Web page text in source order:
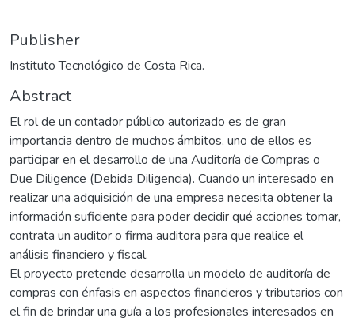
Publisher
Instituto Tecnológico de Costa Rica.
Abstract
El rol de un contador público autorizado es de gran
importancia dentro de muchos ámbitos, uno de ellos es
participar en el desarrollo de una Auditoría de Compras o
Due Diligence (Debida Diligencia). Cuando un interesado en
realizar una adquisición de una empresa necesita obtener la
información suficiente para poder decidir qué acciones tomar,
contrata un auditor o firma auditora para que realice el
análisis financiero y fiscal.
El proyecto pretende desarrolla un modelo de auditoría de
compras con énfasis en aspectos financieros y tributarios con
el fin de brindar una guía a los profesionales interesados en